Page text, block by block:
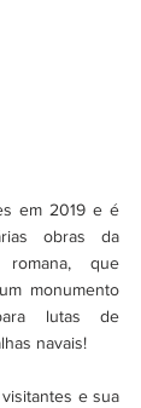
em 2019 e é
obras da
que
monumento
lutas de
navais!
e sua